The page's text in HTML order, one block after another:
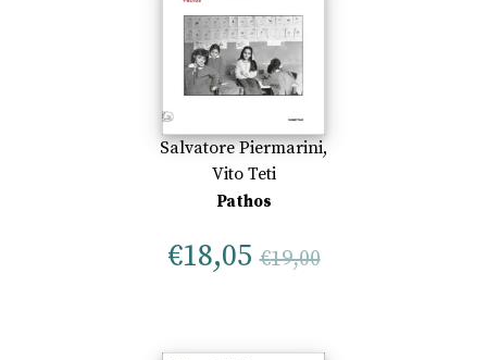
Salvatore Piermarini,
Vito Teti
Pathos
€18,05 €19,00